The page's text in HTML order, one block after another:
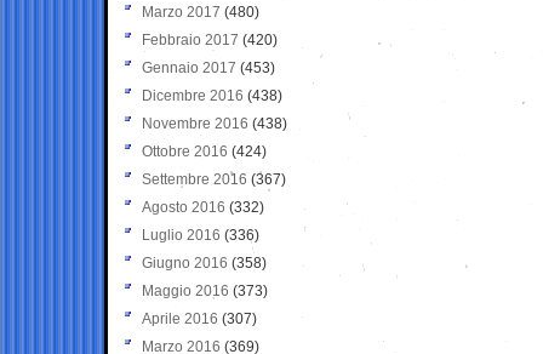
Marzo 2017 (480)
Febbraio 2017 (420)
Gennaio 2017 (453)
Dicembre 2016 (438)
Novembre 2016 (438)
Ottobre 2016 (424)
Settembre 2016 (367)
Agosto 2016 (332)
Luglio 2016 (336)
Giugno 2016 (358)
Maggio 2016 (373)
Aprile 2016 (307)
Marzo 2016 (369)